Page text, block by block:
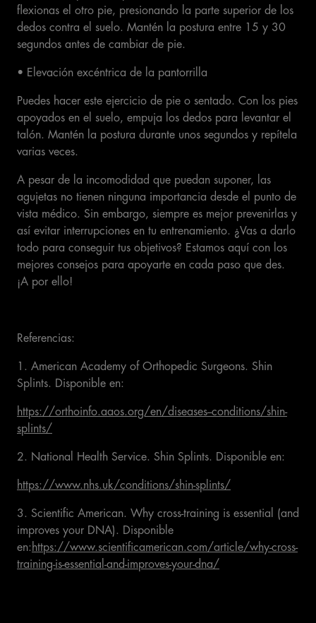
flexionas el otro pie, presionando la parte superior de los
dedos contra el suelo. Mantén la postura entre 15 y 30
segundos antes de cambiar de pie.
• Elevación excéntrica de la pantorrilla
Puedes hacer este ejercicio de pie o sentado. Con los pies
apoyados en el suelo, empuja los dedos para levantar el
talón. Mantén la postura durante unos segundos y repítela
varias veces.
A pesar de la incomodidad que puedan suponer, las
agujetas no tienen ninguna importancia desde el punto de
vista médico. Sin embargo, siempre es mejor prevenirlas y
así evitar interrupciones en tu entrenamiento. ¿Vas a darlo
todo para conseguir tus objetivos? Estamos aquí con los
mejores consejos para apoyarte en cada paso que des.
¡A por ello!
Referencias:
1. American Academy of Orthopedic Surgeons. Shin
Splints. Disponible en:
https://orthoinfo.aaos.org/en/diseases--conditions/shin-
splints/
2. National Health Service. Shin Splints. Disponible en:
https://www.nhs.uk/conditions/shin-splints/
3. Scientific American. Why cross-training is essential (and
improves your DNA). Disponible
en: https://www.scientificamerican.com/article/why-cross-
training-is-essential-and-improves-your-dna/